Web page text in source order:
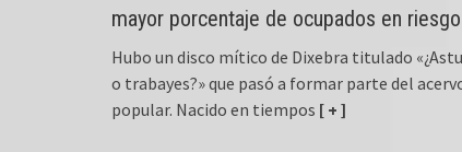
mayor porcentaje de ocupados en riesgo
Hubo un disco mítico de Dixebra titulado
o trabayes?» que pasó a formar parte del
popular. Nacido en tiempos [ + ]